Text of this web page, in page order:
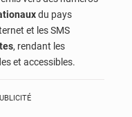
du pays
et les SMS
, rendant les
et accessibles.